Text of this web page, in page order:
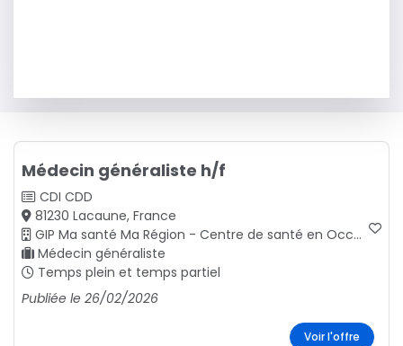
Médecin généraliste h/f
CDI CDD
81230 Lacaune, France
GIP Ma santé Ma Région - Centre de santé en Occitanie
Médecin généraliste
Temps plein et temps partiel
Publiée le 26/02/2026
Voir l'offre